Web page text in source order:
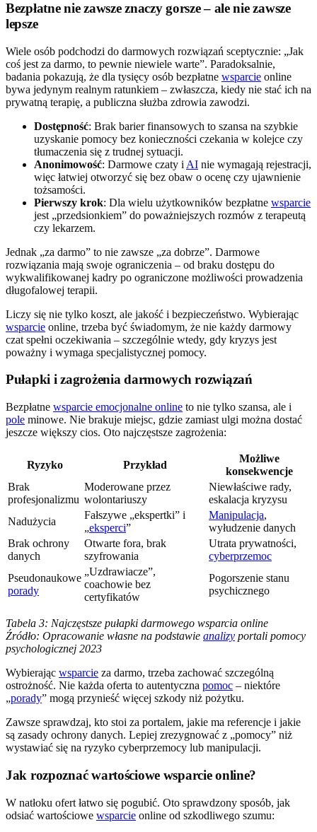
Bezpłatne nie zawsze znaczy gorsze – ale nie zawsze
lepsze
Wiele osób podchodzi do darmowych rozwiązań sceptycznie: „Jak
coś jest za darmo, to pewnie niewiele warte”. Paradoksalnie,
badania pokazują, że dla tysięcy osób bezpłatne wsparcie online
bywa jedynym realnym ratunkiem – zwłaszcza, kiedy nie stać ich na
prywatną terapię, a publiczna służba zdrowia zawodzi.
Dostępność: Brak barier finansowych to szansa na szybkie
uzyskanie pomocy bez konieczności czekania w kolejce czy
tłumaczenia się z trudnej sytuacji.
Anonimowość: Darmowe czaty i AI nie wymagają rejestracji,
więc łatwiej otworzyć się bez obaw o ocenę czy ujawnienie
tożsamości.
Pierwszy krok: Dla wielu użytkowników bezpłatne wsparcie
jest „przedsionkiem” do poważniejszych rozmów z terapeutą
czy lekarzem.
Jednak „za darmo” to nie zawsze „za dobrze”. Darmowe
rozwiązania mają swoje ograniczenia – od braku dostępu do
wykwalifikowanej kadry po ograniczone możliwości prowadzenia
długofalowej terapii.
Liczy się nie tylko koszt, ale jakość i bezpieczeństwo. Wybierając
wsparcie online, trzeba być świadomym, że nie każdy darmowy
czat spełni oczekiwania – szczególnie wtedy, gdy kryzys jest
poważny i wymaga specjalistycznej pomocy.
Pułapki i zagrożenia darmowych rozwiązań
Bezpłatne wsparcie emocjonalne online to nie tylko szansa, ale i
pole minowe. Nie brakuje miejsc, gdzie zamiast ulgi można dostać
jeszcze większy cios. Oto najczęstsze zagrożenia:
Ryzyko Przykład
Możliwe
konsekwencje
Brak
profesjonalizmu
Moderowane przez
wolontariuszy
Niewłaściwe rady,
eskalacja kryzysu
Nadużycia
Fałszywe „ekspertki” i
„eksperci”
Manipulacja,
wyłudzenie danych
Brak ochrony
danych
Otwarte fora, brak
szyfrowania
Utrata prywatności,
cyberprzemoc
Pseudonaukowe
porady
„Uzdrawiacze”,
coachowie bez
certyfikatów
Pogorszenie stanu
psychicznego
Tabela 3: Najczęstsze pułapki darmowego wsparcia online
Źródło: Opracowanie własne na podstawie analizy portali pomocy
psychologicznej 2023
Wybierając wsparcie za darmo, trzeba zachować szczególną
ostrożność. Nie każda oferta to autentyczna pomoc – niektóre
„porady” mogą przynieść więcej szkody niż pożytku.
Zawsze sprawdzaj, kto stoi za portalem, jakie ma referencje i jakie
są zasady ochrony danych. Lepiej zrezygnować z „pomocy” niż
wystawiać się na ryzyko cyberprzemocy lub manipulacji.
Jak rozpoznać wartościowe wsparcie online?
W natłoku ofert łatwo się pogubić. Oto sprawdzony sposób, jak
odsiać wartościowe wsparcie online od szkodliwego szumu: